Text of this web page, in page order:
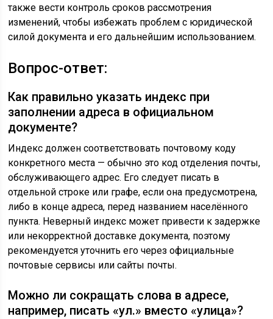
также вести контроль сроков рассмотрения
изменений, чтобы избежать проблем с юридической
силой документа и его дальнейшим использованием.
Вопрос-ответ:
Как правильно указать индекс при
заполнении адреса в официальном
документе?
Индекс должен соответствовать почтовому коду
конкретного места — обычно это код отделения почты,
обслуживающего адрес. Его следует писать в
отдельной строке или графе, если она предусмотрена,
либо в конце адреса, перед названием населённого
пункта. Неверный индекс может привести к задержке
или некорректной доставке документа, поэтому
рекомендуется уточнить его через официальные
почтовые сервисы или сайты почты.
Можно ли сокращать слова в адресе,
например, писать «ул.» вместо «улица»?